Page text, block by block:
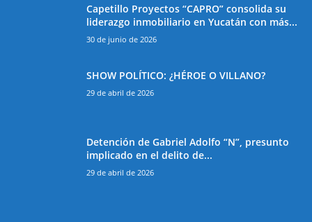
Capetillo Proyectos “CAPRO” consolida su
liderazgo inmobiliario en Yucatán con más...
30 de junio de 2026
SHOW POLÍTICO: ¿HÉROE O VILLANO?
29 de abril de 2026
Detención de Gabriel Adolfo “N”, presunto
implicado en el delito de...
29 de abril de 2026